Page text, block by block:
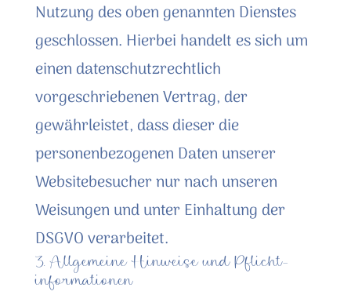
Nutzung des oben genannten Dienstes
geschlossen. Hierbei handelt es sich um
einen datenschutzrechtlich
vorgeschriebenen Vertrag, der
gewährleistet, dass dieser die
personenbezogenen Daten unserer
Websitebesucher nur nach unseren
Weisungen und unter Einhaltung der
DSGVO verarbeitet.
3. Allgemeine Hinweise und Pflicht­
informationen